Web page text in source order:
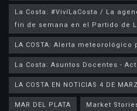
La Costa: #VivíLaCosta / La
fin de semana en el Partido de
LA COSTA: Alerta
La Costa: Asuntos Docentes -
LA COSTA EN NOTICIAS 4 DE
MAR DEL PLATA
Market